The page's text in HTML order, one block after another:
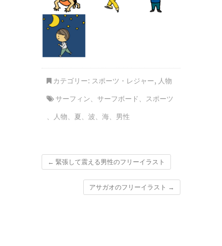
カテゴリー: スポーツ・レジャー, 人物
サーフィン、 サーフボード 、 スポーツ
、
人物、 夏、 波、 海、 男性
← 緊張して震える男性のフリーイラスト
アサガオのフリーイラスト →